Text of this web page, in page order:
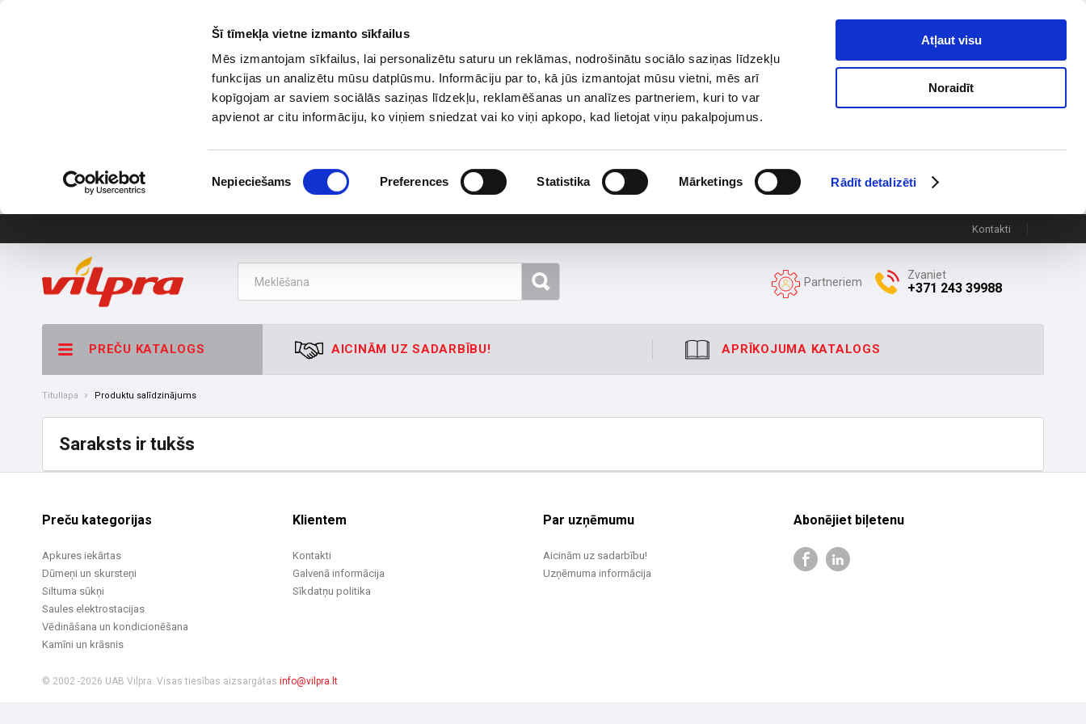
Šī tīmekļa vietne izmanto sīkfailus
Mēs izmantojam sīkfailus, lai personalizētu saturu un reklāmas, nodrošinātu sociālo saziņas līdzekļu
funkcijas un analizētu mūsu datplūsmu. Informāciju par to, kā jūs izmantojat mūsu vietni, mēs arī
kopīgojam ar saviem sociālās saziņas līdzekļu, reklamēšanas un analīzes partneriem, kuri to var
apvienot ar citu informāciju, ko viņiem sniedzat vai ko viņi apkopo, kad lietojat viņu pakalpojumus.
izvēle
Nepieciešams Preferences Statistika Mārketings Rādīt detalizēti
Atļaut visu
Noraidīt
Kontakti
Partneriem
Zvaniet
+371 243 39988
PREČU KATALOGS AICINĀM UZ SADARBĪBU! APRĪKOJUMA KATALOGS
Titullapa Produktu salīdzinājums
Saraksts ir tukšs
Preču kategorijas
Apkures iekārtas
Dūmeņi un skursteņi
Siltuma sūkņi
Saules elektrostacijas
Vēdināšana un kondicionēšana
Kamīni un krāsnis
Klientem
Kontakti
Galvenā informācija
Sīkdatņu politika
Par uzņēmumu
Aicinām uz sadarbību!
Uzņēmuma informācija
Abonējiet biļetenu
© 2002 -2026 UAB Vilpra. Visas tiesības aizsargātas info@vilpra.lt